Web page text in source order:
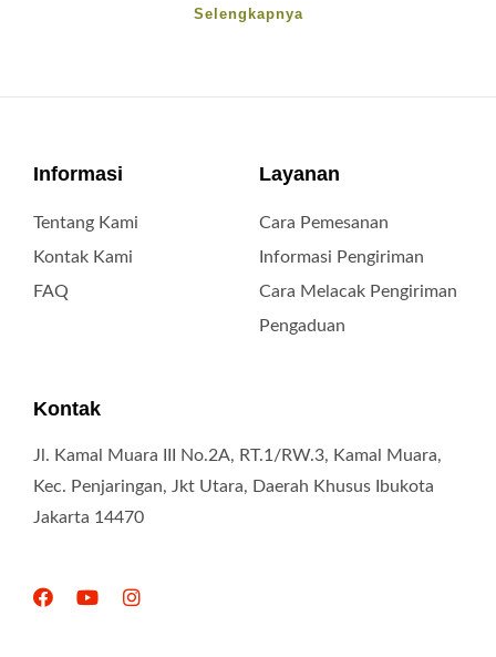
Selengkapnya
Informasi
Tentang Kami
Kontak Kami
FAQ
Layanan
Cara Pemesanan
Informasi Pengiriman
Cara Melacak Pengiriman
Pengaduan
Kontak
Jl. Kamal Muara III No.2A, RT.1/RW.3, Kamal Muara,
Kec. Penjaringan, Jkt Utara, Daerah Khusus Ibukota
Jakarta 14470